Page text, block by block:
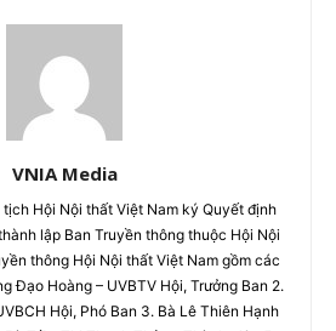
VNIA Media
Hội Nội thất Việt Nam ký Quyết định
lập Ban Truyền thông thuộc Hội Nội
thông Hội Nội thất Việt Nam gồm các
Đạo Hoàng – UVBTV Hội, Trưởng Ban 2.
Hội, Phó Ban 3. Bà Lê Thiên Hạnh